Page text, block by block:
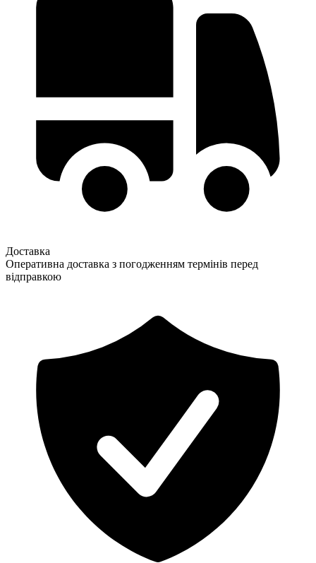
Доставка
Оперативна доставка з погодженням термінів перед
відправкою